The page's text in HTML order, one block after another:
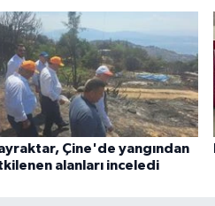
Çine'de yangından
alanları inceledi